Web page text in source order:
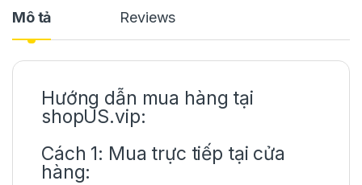
Mô tả Reviews
Hướng dẫn mua hàng tại
shopUS.vip:
Cách 1: Mua trực tiếp tại cửa
hàng: